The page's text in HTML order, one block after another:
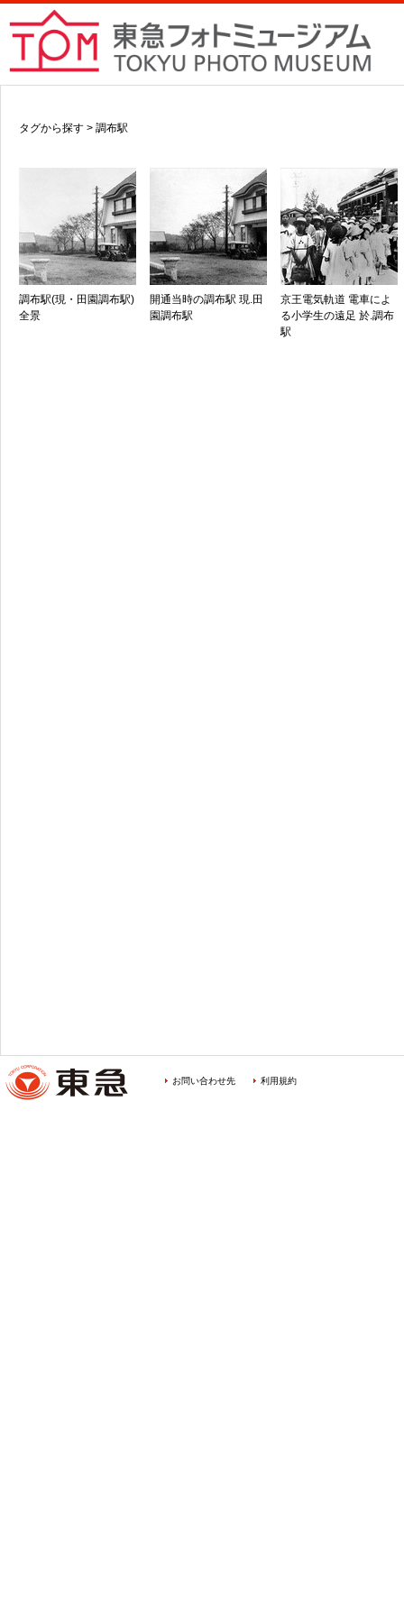
タグから探す > 調布駅
調布駅(現・田園調布駅)
全景
開通当時の調布駅 現.田
園調布駅
京王電気軌道 電車によ
る小学生の遠足 於.調布
駅
お問い合わせ先 利用規約